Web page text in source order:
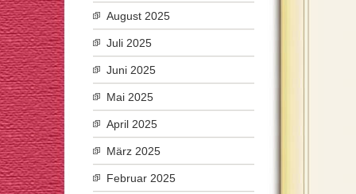
August 2025
Juli 2025
Juni 2025
Mai 2025
April 2025
März 2025
Februar 2025